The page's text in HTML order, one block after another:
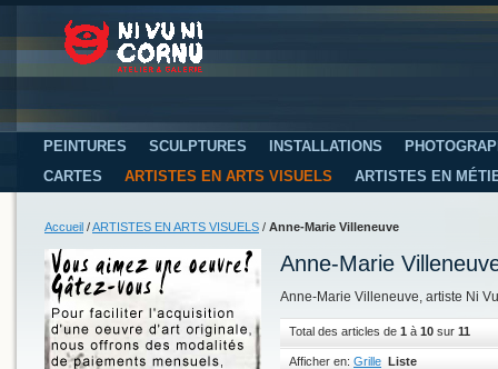
PEINTURES SCULPTURES INSTALLATIONS
CARTES
ARTISTES EN ARTS VISUELS ARTISTES EN
Accueil /ARTISTES EN ARTS VISUELS / Anne-Marie Villeneuve
Anne-Marie
Anne-Marie Villeneuve, artiste Ni
Total des articles de 1 à 10 sur 11
Afficher en: Grille Liste